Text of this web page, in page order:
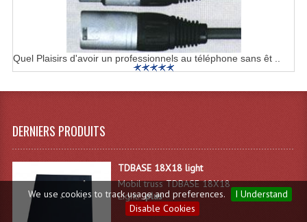
We use cookies to track usage and preferences.
I Understand
Disable Cookies
Quel Plaisirs d'avoir un professionnels au téléphone sans êt ..
DERNIERS PRODUITS
TDBASE 18X18 light
Mobil truss TDBASE 18X18
Light...plus